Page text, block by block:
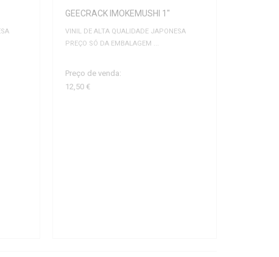
GEECRACK IMOKEMUSHI 1"
VINIL DE ALTA QUALIDADE JAPONESA
PREÇO SÓ DA EMBALAGEM ...
Preço de venda:
12,50 €